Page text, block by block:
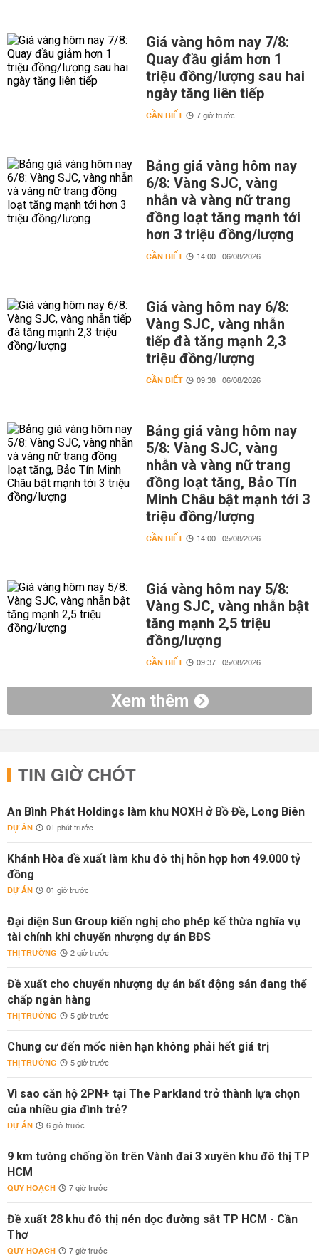
Giá vàng hôm nay 7/8:
Quay đầu giảm hơn 1
triệu đồng/lượng sau hai
ngày tăng liên tiếp
CẦN BIẾT 7 giờ trước
Bảng giá vàng hôm nay
6/8: Vàng SJC, vàng
nhẫn và vàng nữ trang
đồng loạt tăng mạnh tới
hơn 3 triệu đồng/lượng
CẦN BIẾT 14:00 | 06/08/2026
Giá vàng hôm nay 6/8:
Vàng SJC, vàng nhẫn
tiếp đà tăng mạnh 2,3
triệu đồng/lượng
CẦN BIẾT 09:38 | 06/08/2026
Bảng giá vàng hôm nay
5/8: Vàng SJC, vàng
nhẫn và vàng nữ trang
đồng loạt tăng, Bảo Tín
Minh Châu bật mạnh tới 3
triệu đồng/lượng
CẦN BIẾT 14:00 | 05/08/2026
Giá vàng hôm nay 5/8:
Vàng SJC, vàng nhẫn bật
tăng mạnh 2,5 triệu
đồng/lượng
CẦN BIẾT 09:37 | 05/08/2026
Xem thêm
TIN GIỜ CHÓT
An Bình Phát Holdings làm khu NOXH ở Bồ Đề, Long Biên
DỰ ÁN 01 phút trước
Khánh Hòa đề xuất làm khu đô thị hỗn hợp hơn 49.000 tỷ
đồng
DỰ ÁN 01 giờ trước
Đại diện Sun Group kiến nghị cho phép kế thừa nghĩa vụ
tài chính khi chuyển nhượng dự án BĐS
THỊ TRƯỜNG 2 giờ trước
Đề xuất cho chuyển nhượng dự án bất động sản đang thế
chấp ngân hàng
THỊ TRƯỜNG 5 giờ trước
Chung cư đến mốc niên hạn không phải hết giá trị
THỊ TRƯỜNG 5 giờ trước
Vì sao căn hộ 2PN+ tại The Parkland trở thành lựa chọn
của nhiều gia đình trẻ?
DỰ ÁN 6 giờ trước
9 km tường chống ồn trên Vành đai 3 xuyên khu đô thị TP
HCM
QUY HOẠCH 7 giờ trước
Đề xuất 28 khu đô thị nén dọc đường sắt TP HCM - Cần
Thơ
QUY HOẠCH 7 giờ trước